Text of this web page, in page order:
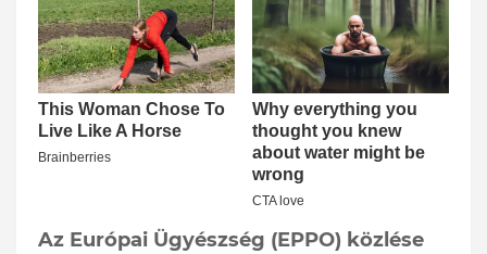
Az Európai Ügyészség (EPPO) közlése